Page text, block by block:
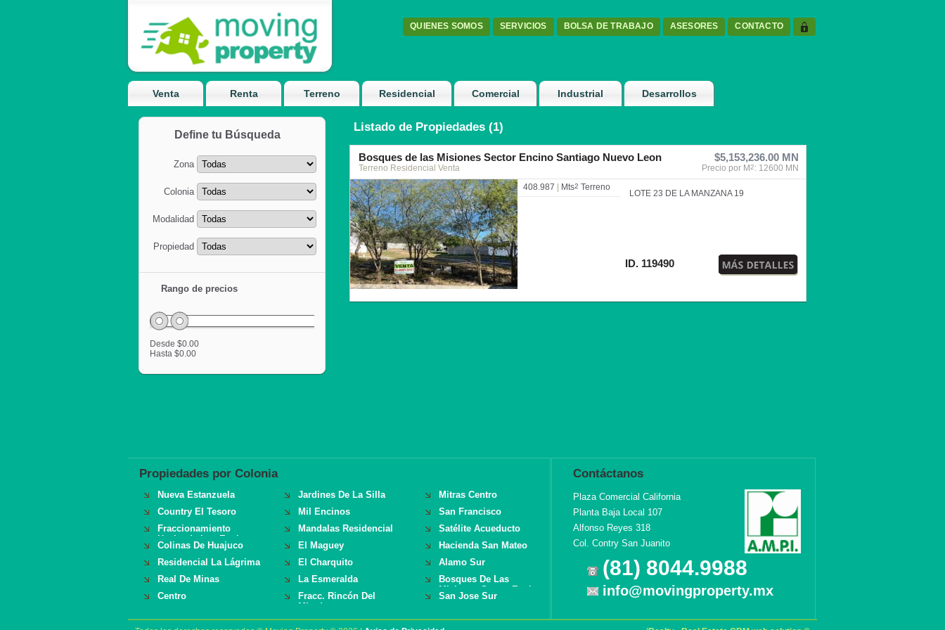
CONTACTO
ASESORES
BOLSA DE TRABAJO
SERVICIOS
QUIENES SOMOS
Venta Renta Terreno Residencial Comercial Industrial Desarrollos
Define tu Búsqueda
Zona
Colonia
Modalidad
Propiedad
Rango de precios
Desde $0.00
Hasta $0.00
Listado de Propiedades (1)
Bosques de las Misiones Sector Encino Santiago Nuevo Leon
Terreno Residencial Venta
$5,153,236.00 MN
Precio por M2: 12600 MN
7
408.987 Mts2 Terreno
LOTE 23 DE LA MANZANA 19
ID. 119490
Propiedades por Colonia
Nueva Estanzuela Jardines De La Silla
Mitras Centro
Country El Tesoro
Mil Encinos
San Francisco
Fraccionamiento
Hacienda Los Encinos
Mandalas Residencial
Satélite Acueducto
Colinas De Huajuco
El Maguey
Hacienda San Mateo
Residencial La Lágrima
El Charquito
Alamo Sur
Real De Minas
La Esmeralda
Bosques De Las
Misiones Sector Encino
Centro
Fracc. Rincón Del
Mirador
San Jose Sur
Contáctanos
Plaza Comercial California
Planta Baja Local 107
Alfonso Reyes 318
Col. Contry San Juanito
(81) 8044.9988
info@movingproperty.mx